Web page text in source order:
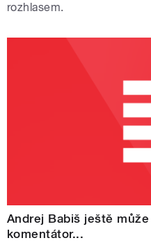
rozhlasem.
Andrej Babiš ještě
komentátor...